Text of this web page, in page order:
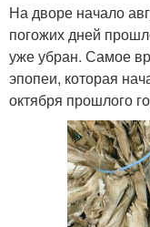
На дворе начало
погожих дней
уже убран. Самое
эпопеи, которая
октября прошлого